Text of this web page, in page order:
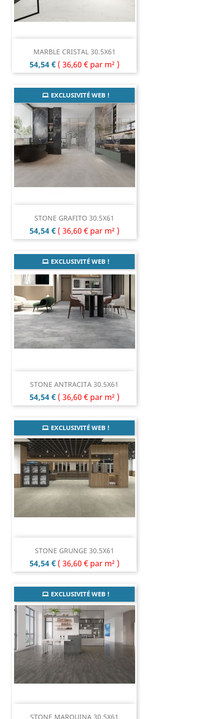
MARBLE CRISTAL 30.5X61
Prix
54,54 € ( 36,60 € par m² )
STONE GRAFITO 30.5X61
Prix
54,54 € ( 36,60 € par m² )
EXCLUSIVITÉ WEB !
STONE ANTRACITA 30.5X61
Prix
54,54 € ( 36,60 € par m² )
EXCLUSIVITÉ WEB !
STONE GRUNGE 30.5X61
Prix
54,54 € ( 36,60 € par m² )
EXCLUSIVITÉ WEB !
STONE MARQUINA 30.5X61
EXCLUSIVITÉ WEB !